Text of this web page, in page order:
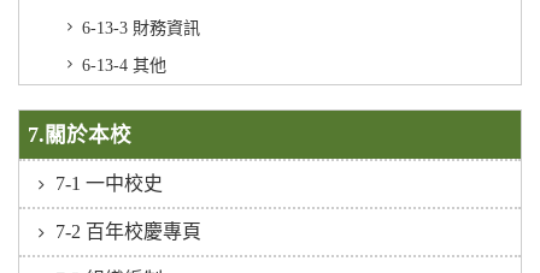
6-13-3 財務資訊
6-13-4 其他
7.關於本校
7-1 一中校史
7-2 百年校慶專頁